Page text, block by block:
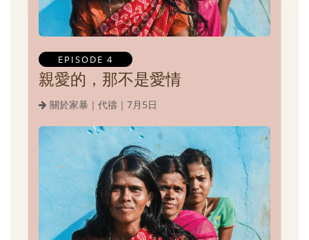
EPISODE 4
親愛的，那不是愛情
關於家暴｜代禱｜7月5日